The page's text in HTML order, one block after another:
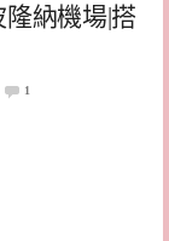
納機場|搭
1